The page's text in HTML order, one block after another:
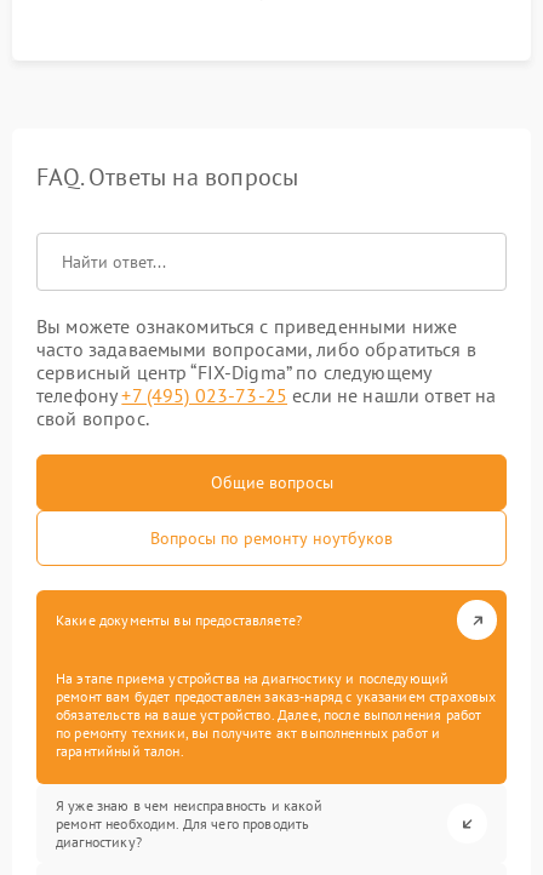
FAQ. Ответы на вопросы
Вы можете ознакомиться с приведенными ниже
часто задаваемыми вопросами, либо обратиться в
сервисный центр “FIX-Digma” по следующему
телефону+7 (495) 023-73-25 если не нашли ответ на
свой вопрос.
Общие вопросы
Вопросы по ремонту ноутбуков
Какие документы вы предоставляете?
На этапе приема устройства на диагностику и последующий
ремонт вам будет предоставлен заказ-наряд с указанием страховых
обязательств на ваше устройство. Далее, после выполнения работ
по ремонту техники, вы получите акт выполненных работ и
гарантийный талон.
Я уже знаю в чем неисправность и какой
ремонт необходим. Для чего проводить
диагностику?